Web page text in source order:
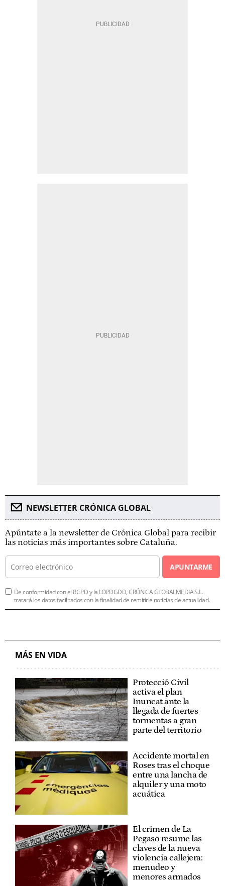
NEWSLETTER CRÓNICA GLOBAL
Apúntate a la newsletter de Crónica Global para recibir
las noticias más importantes sobre Cataluña.
APUNTARME
De conformidad con el RGPD y la LOPDGDD, CRÓNICA GLOBALMEDIA S.L.
tratará los datos facilitados con la finalidad de remitirle noticias de actualidad.
MÁS EN VIDA
Protecció Civil
activa el plan
Inuncat ante la
llegada de fuertes
tormentas a gran
parte del territorio
Accidente mortal en
Roses tras el choque
entre una lancha de
alquiler y una moto
acuática
El crimen de La
Pegaso resume las
claves de la nueva
violencia callejera:
menudeo y
menores armados